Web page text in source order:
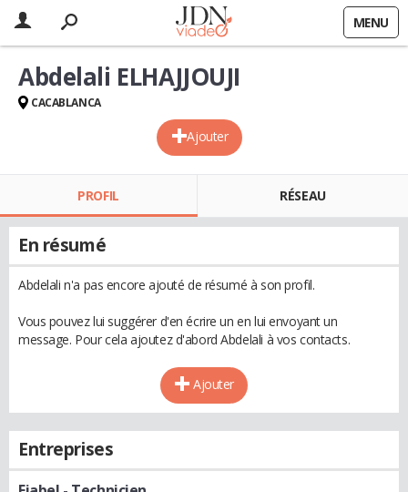
MENU
Ajouter
Abdelali ELHAJJOUJI
CACABLANCA
PROFIL RÉSEAU
En résumé
Abdelali n'a pas encore ajouté de résumé à son profil.
Vous pouvez lui suggérer d'en écrire un en lui envoyant un
message. Pour cela ajoutez d'abord Abdelali à vos contacts.
Ajouter
Entreprises